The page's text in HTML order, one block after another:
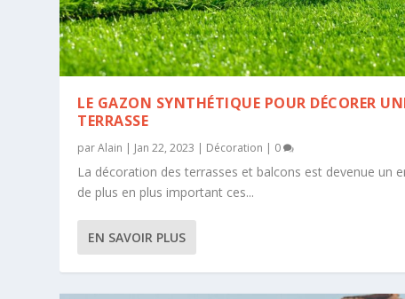
LE GAZON SYNTHÉTIQUE POUR DÉCORER
TERRASSE
parAlain | Jan 22, 2023 | Décoration | 0
La décoration des terrasses et balcons est devenue un
de plus en plus important ces...
EN SAVOIR PLUS